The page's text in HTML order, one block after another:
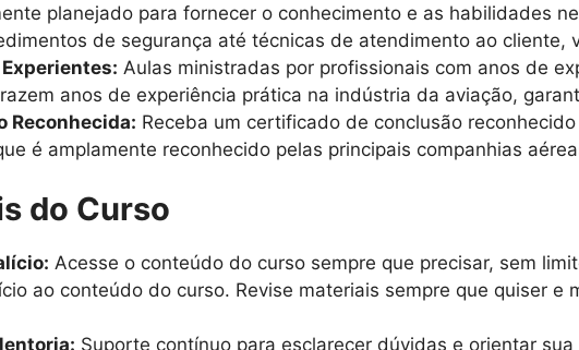
planejado para fornecer o conhecimento e as habilidades
de segurança até técnicas de atendimento ao cliente,
Aulas ministradas por profissionais com anos de
anos de experiência prática na indústria da aviação,
Reconhecida: Receba um certificado de conclusão
é amplamente reconhecido pelas principais companhias
do Curso
Acesse o conteúdo do curso sempre que precisar, sem
ao conteúdo do curso. Revise materiais sempre que quiser
Suporte contínuo para esclarecer dúvidas e orientar